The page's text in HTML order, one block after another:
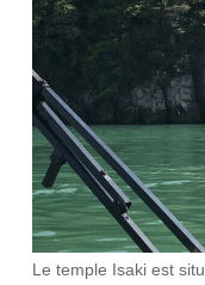
Le temple Isaki est